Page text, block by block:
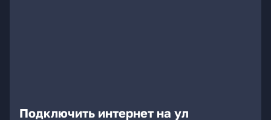
Подключить интернет на ул